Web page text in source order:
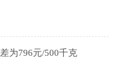
为796元/500千克